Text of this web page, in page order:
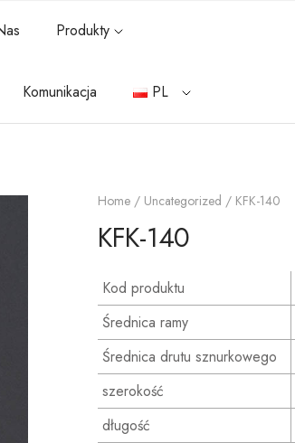
Produkty
Komunikacja PL
Home / Uncategorized / KFK-140
KFK-140
Kod produktu
Średnica ramy
Średnica drutu sznurkowego
szerokość
długość